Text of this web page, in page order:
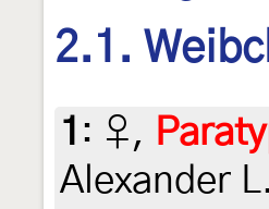
2.1.
1 : ♀,
Alexander